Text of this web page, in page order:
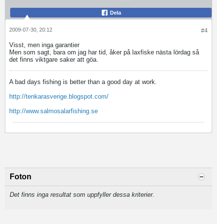
Dela
#4
2009-07-30, 20:12
Visst, men inga garantier
Men som sagt, bara om jag har tid, åker på laxfiske nästa lördag så
det finns viktgare saker att göa.
A bad days fishing is better than a good day at work.
http://tenkarasverige.blogspot.com/
http://www.salmosalarfishing.se
Foton
Det finns inga resultat som uppfyller dessa kriterier.